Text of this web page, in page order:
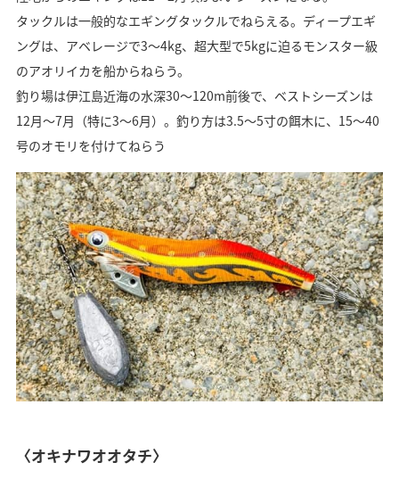
タックルは一般的なエギングタックルでねらえる。ディープエギ
ングは、アベレージで3～4kg、超大型で5kgに迫るモンスター級
のアオリイカを船からねらう。
釣り場は伊江島近海の水深30～120m前後で、ベストシーズンは
12月～7月（特に3～6月）。釣り方は3.5～5寸の餌木に、15～40
号のオモリを付けてねらう
〈オキナワオオタチ〉